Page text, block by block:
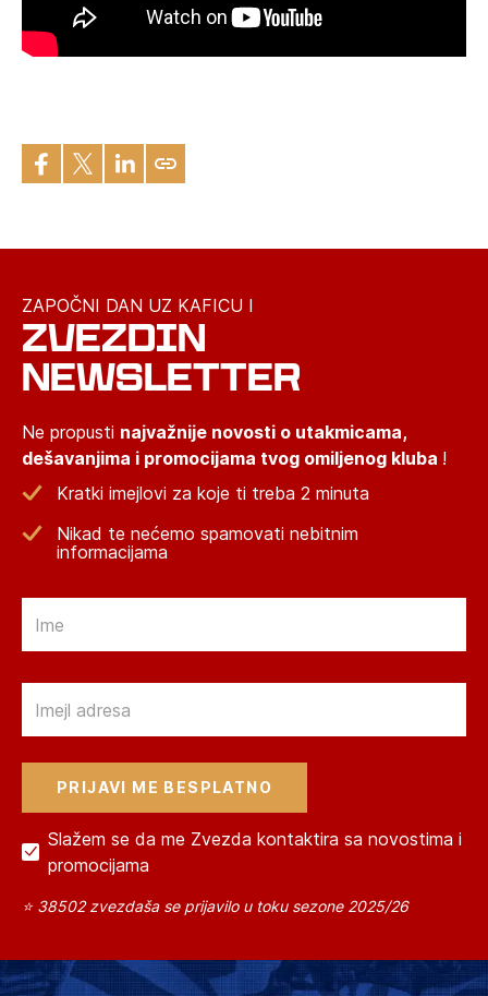
ZAPOČNI DAN UZ KAFICU I
ZVEZDIN
NEWSLETTER
Ne propusti najvažnije novosti o utakmicama,
dešavanjima i promocijama tvog omiljenog kluba !
Kratki imejlovi za koje ti treba 2 minuta
Nikad te nećemo spamovati nebitnim
informacijama
Slažem se da me Zvezda kontaktira sa novostima i
promocijama
⭐ 38502 zvezdaša se prijavilo u toku sezone 2025/26